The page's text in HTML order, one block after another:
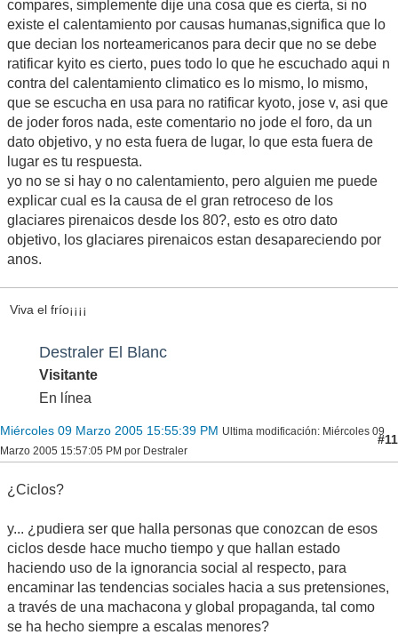
compares, simplemente dije una cosa que es cierta, si no
existe el calentamiento por causas humanas,significa que lo
que decian los norteamericanos para decir que no se debe
ratificar kyito es cierto, pues todo lo que he escuchado aqui n
contra del calentamiento climatico es lo mismo, lo mismo,
que se escucha en usa para no ratificar kyoto, jose v, asi que
de joder foros nada, este comentario no jode el foro, da un
dato objetivo, y no esta fuera de lugar, lo que esta fuera de
lugar es tu respuesta.
yo no se si hay o no calentamiento, pero alguien me puede
explicar cual es la causa de el gran retroceso de los
glaciares pirenaicos desde los 80?, esto es otro dato
objetivo, los glaciares pirenaicos estan desapareciendo por
anos.
Viva el frío¡¡¡¡
Destraler El Blanc
Visitante
En línea
Miércoles 09 Marzo 2005 15:55:39 PM Ultima modificación: Miércoles 09
Marzo 2005 15:57:05 PM por Destraler
#11
¿Ciclos?
y... ¿pudiera ser que halla personas que conozcan de esos
ciclos desde hace mucho tiempo y que hallan estado
haciendo uso de la ignorancia social al respecto, para
encaminar las tendencias sociales hacia a sus pretensiones,
a través de una machacona y global propaganda, tal como
se ha hecho siempre a escalas menores?